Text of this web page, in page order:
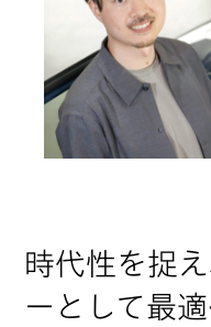
時代性を捉
ーとして最